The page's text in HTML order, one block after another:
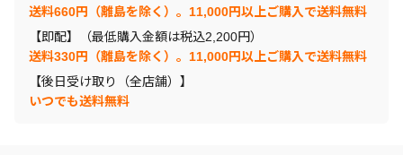
送料660円（離島を除く）。11,000円以上ご購入で送料無料
【即配】（最低購入金額は税込2,200円）
送料330円（離島を除く）。11,000円以上ご購入で送料無料
【後日受け取り（全店舗）】
いつでも送料無料